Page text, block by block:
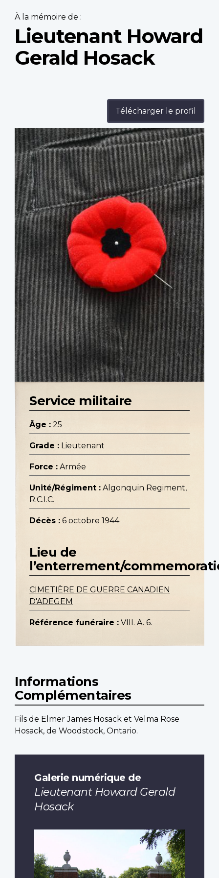
À la mémoire de :
Lieutenant Howard
Gerald Hosack
Télécharger le profil
Profile
image
Service militaire
Âge : 25
Grade : Lieutenant
Force : Armée
Unité/Régiment : Algonquin Regiment,
R.C.I.C.
Décès : 6 octobre 1944
Lieu de
l’enterrement/
CIMETIÈRE DE GUERRE CANADIEN
D'ADEGEM
Référence funéraire : VIII. A. 6.
Informations
Complémentaires
Fils de Elmer James Hosack et Velma Rose
Hosack, de Woodstock, Ontario.
Galerie numérique de
Lieutenant Howard Gerald
Hosack